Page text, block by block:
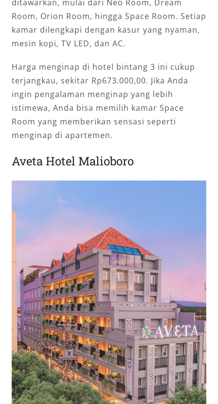
ditawarkan, mulai dari Neo Room, Dream
Room, Orion Room, hingga Space Room. Setiap
kamar dilengkapi dengan kasur yang nyaman,
mesin kopi, TV LED, dan AC.
Harga menginap di hotel bintang 3 ini cukup
terjangkau, sekitar Rp673.000,00. Jika Anda
ingin pengalaman menginap yang lebih
istimewa, Anda bisa memilih kamar Space
Room yang memberikan sensasi seperti
menginap di apartemen.
Aveta Hotel Malioboro